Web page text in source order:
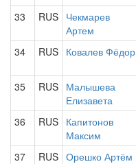
33 RUS Чекмарев
Артем
34 RUS Ковалев Фёдор
35 RUS Малышева
Елизавета
36 RUS Капитонов
Максим
37 RUS Орешко Артём